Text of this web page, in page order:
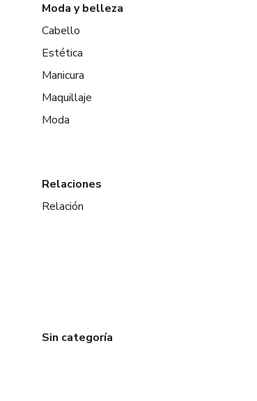
Moda y belleza
Cabello
Estética
Manicura
Maquillaje
Moda
Relaciones
Relación
Sin categoría